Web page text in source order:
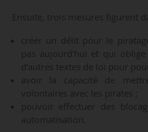
Ensuite, trois mesures figurent
créer un délit pour le
pas aujourd’hui et qui
d’autres textes de loi pour
avoir la capacité de
volontaires avec les pirates ;
pouvoir effectuer des
automatisation.